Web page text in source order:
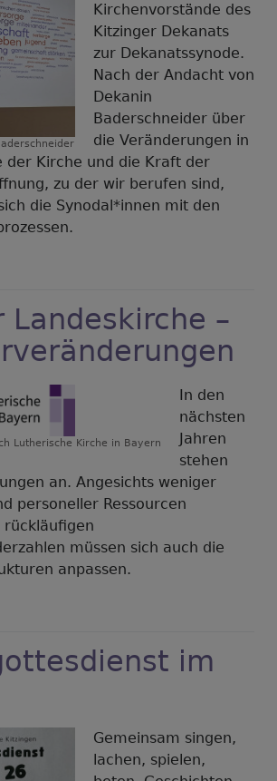
Kirchenvorstände des
Kitzinger Dekanats
zur Dekanatssynode.
Nach der Andacht von
Dekanin
Baderschneider über
die Veränderungen in
der Kirche und die Kraft der
zu der wir berufen sind,
die Synodal*innen mit den
Landeskirche –
Lutherische Kirche in Bayern
In den
nächsten
Jahren
stehen
an. Angesichts weniger
personeller Ressourcen
müssen sich auch die
anpassen.
im
Gemeinsam singen,
lachen, spielen,